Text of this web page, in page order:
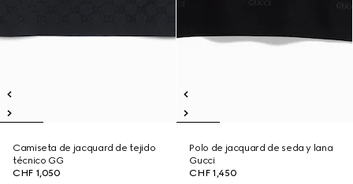
Camiseta de jacquard de tejido
técnico GG
CHF 1,050
Polo de jacquard de seda y lana
Gucci
CHF 1,450